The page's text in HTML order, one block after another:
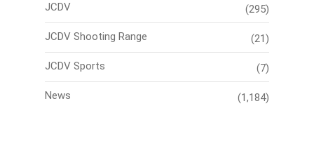
JCDV (295)
JCDV Shooting Range (21)
JCDV Sports (7)
News (1,184)